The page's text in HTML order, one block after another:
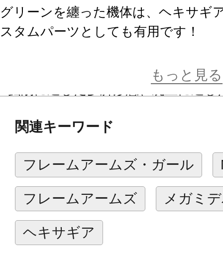
グリーンを纏った機体は、ヘキサギ
スタムパーツとしても有用です！
ト（変形）が可能です。
ｍｍのジョイントを持ちカスタムに
ます。
■腕部及び尾部は複数のキットから
能です。
■高度にユニット化された各部パー
もっと見る
関連キーワード
フレームアームズ・ガール
フレームアームズ メガミ
ヘキサギア